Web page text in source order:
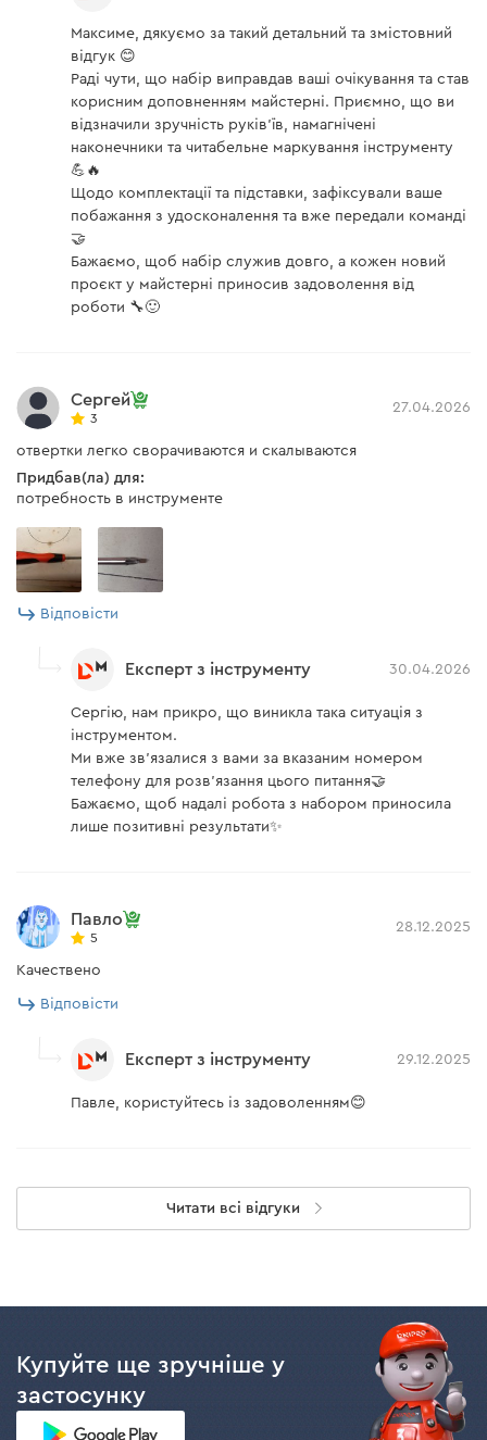
Максиме, дякуємо за такий детальний та змістовний
відгук 😊
Раді чути, що набір виправдав ваші очікування та став
корисним доповненням майстерні. Приємно, що ви
відзначили зручність руків'їв, намагнічені
наконечники та читабельне маркування інструменту
💪🔥
Щодо комплектації та підставки, зафіксували ваше
побажання з удосконалення та вже передали команді
🤝
Бажаємо, щоб набір служив довго, а кожен новий
проєкт у майстерні приносив задоволення від
роботи 🔧🙂
Сергей
3
27.04.2026
отвертки легко сворачиваются и скалываются
Придбав(ла) для:
потребность в инструменте
Відповісти
Експерт з інструменту 30.04.2026
Сергію, нам прикро, що виникла така ситуація з
інструментом.
Ми вже зв’язалися з вами за вказаним номером
телефону для розв'язання цього питання🤝
Бажаємо, щоб надалі робота з набором приносила
лише позитивні результати✨
Павло
5
28.12.2025
Качествено
Відповісти
Експерт з інструменту 29.12.2025
Павле, користуйтесь із задоволенням😊
Читати всі відгуки
Купуйте ще зручніше у
застосунку